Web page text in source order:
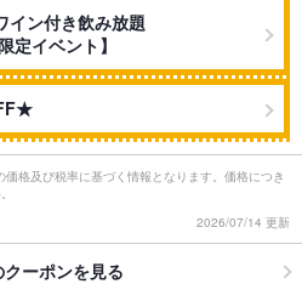
ン付き飲み放題
イベント】
格及び税率に基づく情報となります。価格につき
2026/07/14 更新
ーポンを見る